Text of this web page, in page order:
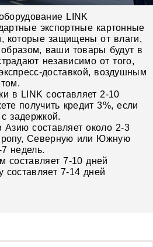
LINK
экспортные картонные
которые защищены от влаги,
ваши товары будут в
независимо от того,
доставкой, воздушным
в LINK составляет 2-10
получить кредит 3%, если
задержкой.
составляет около 2-3
Северную или Южную
недель.
составляет 7-10 дней
составляет 7-14 дней